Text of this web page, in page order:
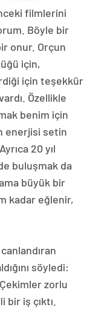
filmlerini
Böyle bir
onur. Orçun
için,
için teşekkür
Özellikle
benim için
enerjisi setin
20 yıl
buluşmak da
büyük bir
kadar eğlenir,
söyledi:
zorlu
iş çıktı.